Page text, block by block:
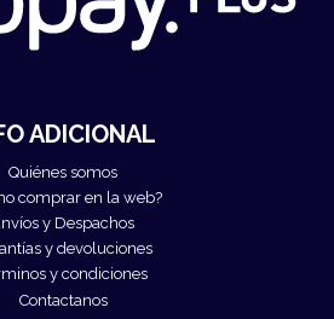
ADICIONAL
Quiénes somos
comprar en la web?
y Despachos
y devoluciones
y condiciones
Contactanos